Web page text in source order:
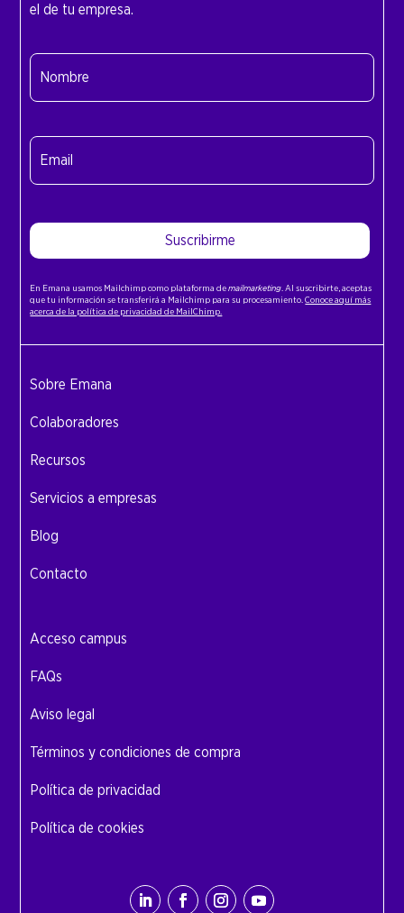
el de tu empresa.
Nombre
(Obligatorio)
Email
(Obligatorio)
Suscribirme
En Emana usamos Mailchimp como plataforma demailmarketing. Al suscribirte, aceptas
que tu información se transferirá a Mailchimp para su procesamiento.Conoce aquí más
acerca de la política de privacidad de MailChimp.
Sobre Emana
Colaboradores
Recursos
Servicios a empresas
Blog
Contacto
Acceso campus
FAQs
Aviso legal
Términos y condiciones de compra
Política de privacidad
Política de cookies